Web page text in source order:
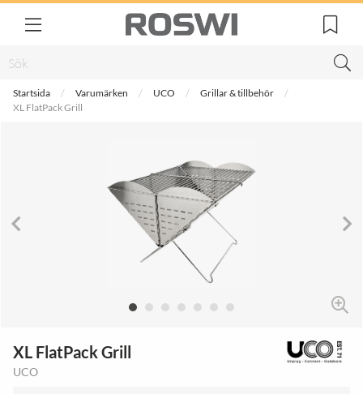
Startsida Varumärken UCO
Grillar & tillbehör
XL FlatPack Grill
XL FlatPack Grill
UCO